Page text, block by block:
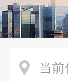
当前